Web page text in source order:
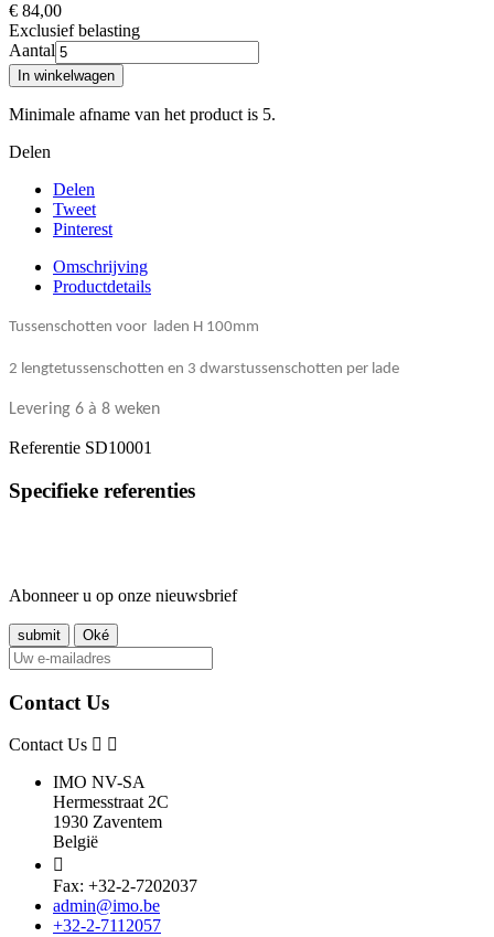
€ 84,00
Exclusief belasting
Aantal
In winkelwagen
Minimale afname van het product is 5.
Delen
Delen
Tweet
Pinterest
Omschrijving
Productdetails
Tussenschotten voor laden H 100mm
2 lengtetussenschotten en 3 dwarstussenschotten per lade
Levering 6 à 8 weken
Referentie SD10001
Specifieke referenties
Abonneer u op onze nieuwsbrief
Contact Us
Contact Us
IMO NV-SA
Hermesstraat 2C
1930 Zaventem
België

Fax: +32-2-7202037
admin@imo.be
+32-2-7112057